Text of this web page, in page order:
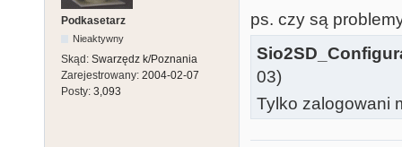
Podkasetarz
Nieaktywny
Skąd: Swarzędz k/Poznania
Zarejestrowany: 2004-02-07
Posty: 3,093
ps. czy są
03)
Tylko zalogowani